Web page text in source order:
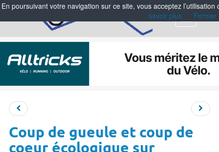
Menu
Coup de gueule et coup de
En poursuivant votre navigation sur ce site, vous acceptez
savoir plus
Fermer